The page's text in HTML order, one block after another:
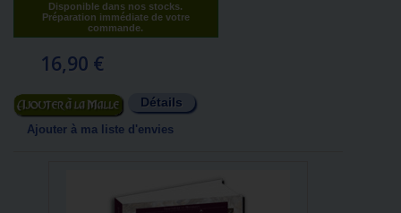
Disponible dans nos stocks.
Préparation immédiate de votre
commande.
16,90 €
Ajouter au panier Détails
Ajouter à ma liste d'envies